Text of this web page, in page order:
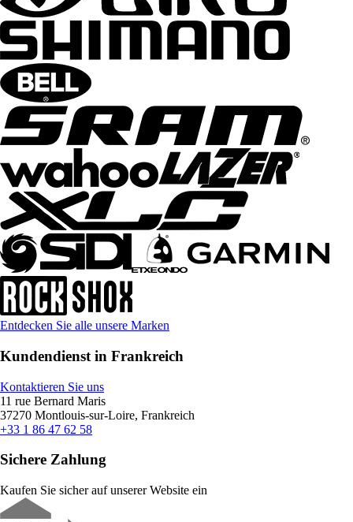
Entdecken Sie alle unsere Marken
Kundendienst in Frankreich
Kontaktieren Sie uns
11 rue Bernard Maris
37270 Montlouis-sur-Loire, Frankreich
+33 1 86 47 62 58
Sichere Zahlung
Kaufen Sie sicher auf unserer Website ein